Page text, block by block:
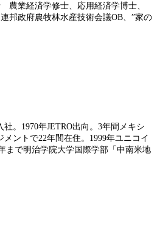
農業経済学修士、 応用経済学博士、
邦政府農牧林水産技術会議OB、”家の
。1970年JETRO出向。3年間メキシ
ントで22年間在住。1999年ユニコイ
まで明治学院大学国際学部「中南米地